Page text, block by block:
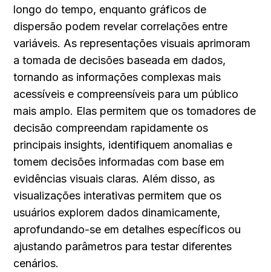
longo do tempo, enquanto gráficos de
dispersão podem revelar correlações entre
variáveis. As representações visuais aprimoram
a tomada de decisões baseada em dados,
tornando as informações complexas mais
acessíveis e compreensíveis para um público
mais amplo. Elas permitem que os tomadores de
decisão compreendam rapidamente os
principais insights, identifiquem anomalias e
tomem decisões informadas com base em
evidências visuais claras. Além disso, as
visualizações interativas permitem que os
usuários explorem dados dinamicamente,
aprofundando-se em detalhes específicos ou
ajustando parâmetros para testar diferentes
cenários.